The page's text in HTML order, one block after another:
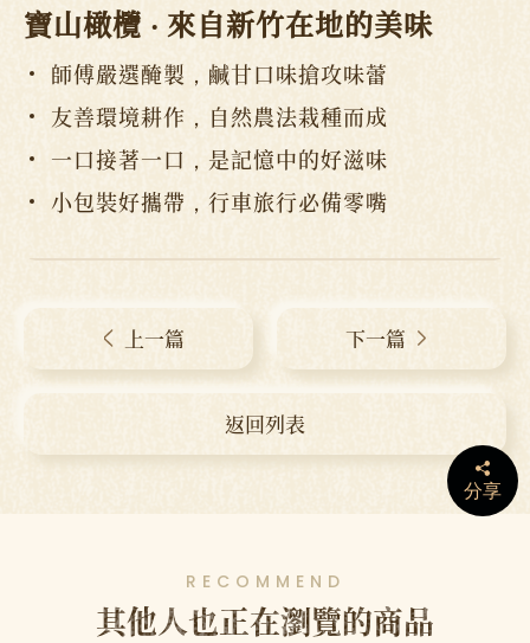
分享
寶山橄欖 ‧ 來自新竹在地的美味
師傅嚴選醃製，鹹甘口味搶攻味蕾
友善環境耕作，自然農法栽種而成
一口接著一口，是記憶中的好滋味
小包裝好攜帶，行車旅行必備零嘴
上一篇
返回列表
下一篇
RECOMMEND
其他人也正在瀏覽的商品